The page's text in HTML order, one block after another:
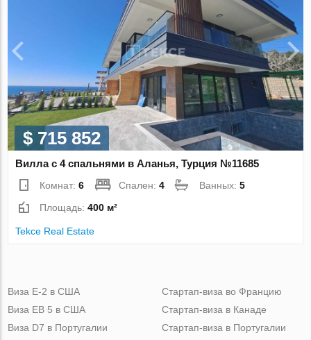
$ 715 852
Вилла с 4 спальнями в Аланья, Турция №11685
Комнат:6 Спален:4 Ванных:5
Площадь:400 м²
Tekce Real Estate
Виза Е-2 в США
Виза ЕВ 5 в США
Виза D7 в Португалии
Стартап-виза во Францию
Стартап-виза в Канаде
Стартап-виза в Португалии